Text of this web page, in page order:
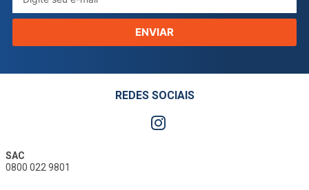
ENVIAR
REDES SOCIAIS
SAC
0800 022 9801